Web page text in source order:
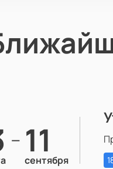
— 11
сентября